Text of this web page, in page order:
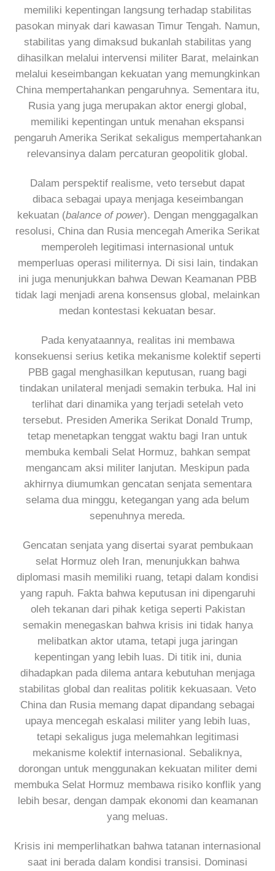
memiliki kepentingan langsung terhadap stabilitas
pasokan minyak dari kawasan Timur Tengah. Namun,
stabilitas yang dimaksud bukanlah stabilitas yang
dihasilkan melalui intervensi militer Barat, melainkan
melalui keseimbangan kekuatan yang memungkinkan
China mempertahankan pengaruhnya. Sementara itu,
Rusia yang juga merupakan aktor energi global,
memiliki kepentingan untuk menahan ekspansi
pengaruh Amerika Serikat sekaligus mempertahankan
relevansinya dalam percaturan geopolitik global.
Dalam perspektif realisme, veto tersebut dapat
dibaca sebagai upaya menjaga keseimbangan
kekuatan (balance of power). Dengan menggagalkan
resolusi, China dan Rusia mencegah Amerika Serikat
memperoleh legitimasi internasional untuk
memperluas operasi militernya. Di sisi lain, tindakan
ini juga menunjukkan bahwa Dewan Keamanan PBB
tidak lagi menjadi arena konsensus global, melainkan
medan kontestasi kekuatan besar.
Pada kenyataannya, realitas ini membawa
konsekuensi serius ketika mekanisme kolektif seperti
PBB gagal menghasilkan keputusan, ruang bagi
tindakan unilateral menjadi semakin terbuka. Hal ini
terlihat dari dinamika yang terjadi setelah veto
tersebut. Presiden Amerika Serikat Donald Trump,
tetap menetapkan tenggat waktu bagi Iran untuk
membuka kembali Selat Hormuz, bahkan sempat
mengancam aksi militer lanjutan. Meskipun pada
akhirnya diumumkan gencatan senjata sementara
selama dua minggu, ketegangan yang ada belum
sepenuhnya mereda.
Gencatan senjata yang disertai syarat pembukaan
selat Hormuz oleh Iran, menunjukkan bahwa
diplomasi masih memiliki ruang, tetapi dalam kondisi
yang rapuh. Fakta bahwa keputusan ini dipengaruhi
oleh tekanan dari pihak ketiga seperti Pakistan
semakin menegaskan bahwa krisis ini tidak hanya
melibatkan aktor utama, tetapi juga jaringan
kepentingan yang lebih luas. Di titik ini, dunia
dihadapkan pada dilema antara kebutuhan menjaga
stabilitas global dan realitas politik kekuasaan. Veto
China dan Rusia memang dapat dipandang sebagai
upaya mencegah eskalasi militer yang lebih luas,
tetapi sekaligus juga melemahkan legitimasi
mekanisme kolektif internasional. Sebaliknya,
dorongan untuk menggunakan kekuatan militer demi
membuka Selat Hormuz membawa risiko konflik yang
lebih besar, dengan dampak ekonomi dan keamanan
yang meluas.
Krisis ini memperlihatkan bahwa tatanan internasional
saat ini berada dalam kondisi transisi. Dominasi